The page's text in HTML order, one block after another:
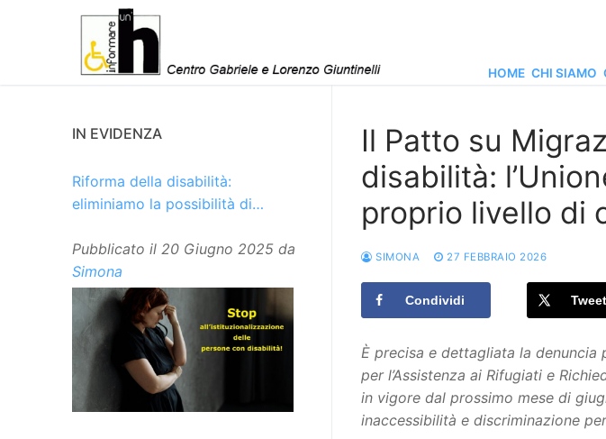
HOME CHI SIAMO
Il Patto su
disabilità:
proprio livello di
SIMONA 27 FEBBRAIO 2026
Condividi Tweet
È precisa e dettagliata la denuncia
per l’Assistenza ai Rifugiati e
in vigore dal prossimo mese di
inaccessibilità e discriminazione
IN EVIDENZA
Riforma della disabilità:
eliminiamo la possibilità di
Pubblicato il 20 Giugno 2025 da
Simona